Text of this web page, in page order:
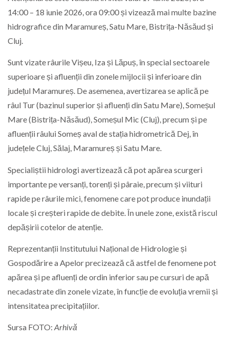
14:00 – 18 iunie 2026, ora 09:00 și vizează mai multe bazine
hidrografice din Maramureș, Satu Mare, Bistrița-Năsăud și
Cluj.
Sunt vizate râurile Vișeu, Iza și Lăpuș, în special sectoarele
superioare și afluenții din zonele mijlocii și inferioare din
județul Maramureș. De asemenea, avertizarea se aplică pe
râul Tur (bazinul superior și afluenți din Satu Mare), Someșul
Mare (Bistrița-Năsăud), Someșul Mic (Cluj), precum și pe
afluenții râului Someș aval de stația hidrometrică Dej, în
județele Cluj, Sălaj, Maramureș și Satu Mare.
Specialiștii hidrologi avertizează că pot apărea scurgeri
importante pe versanți, torenți și pâraie, precum și viituri
rapide pe râurile mici, fenomene care pot produce inundații
locale și creșteri rapide de debite. În unele zone, există riscul
depășirii cotelor de atenție.
Reprezentanții Institutului Național de Hidrologie și
Gospodărire a Apelor precizează că astfel de fenomene pot
apărea și pe afluenți de ordin inferior sau pe cursuri de apă
necadastrate din zonele vizate, în funcție de evoluția vremii și
intensitatea precipitațiilor.
Sursa FOTO: Arhivă